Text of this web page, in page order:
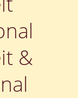
&